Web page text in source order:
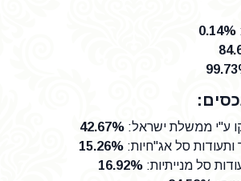
0.14%
ע"י ממשלת ישראל:
42.67%
ותעודות סל אג"חיות:
15.26%
סל מנייתיות:
16.92%